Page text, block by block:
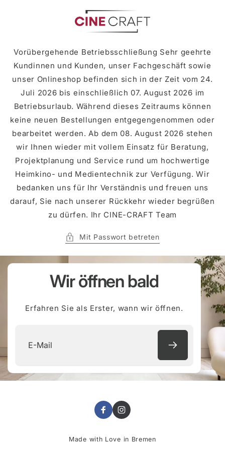
Vorübergehende Betriebsschließung Sehr geehrte
Kundinnen und Kunden, unser Fachgeschäft sowie
unser Onlineshop befinden sich in der Zeit vom 24.
Juli 2026 bis einschließlich 07. August 2026 im
Betriebsurlaub. Während dieses Zeitraums können
keine neuen Bestellungen entgegengenommen oder
bearbeitet werden. Ab dem 08. August 2026 stehen
wir Ihnen wieder mit vollem Einsatz für Beratung,
Projektplanung und Service rund um hochwertige
Heimkino- und Medientechnik zur Verfügung. Wir
bedanken uns für Ihr Verständnis und freuen uns
darauf, Sie nach unserer Rückkehr wieder begrüßen
zu dürfen. Ihr CINE-CRAFT Team
Mit Passwort betreten
Wir öffnen bald
Erfahren Sie als Erster, wann wir öffnen.
Mail
FacebookInstagram
Made with Love in Bremen